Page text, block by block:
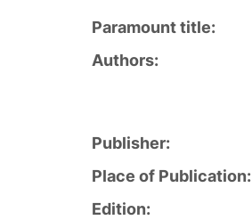
Paramount title:
Authors:
Publisher:
Place of Publication:
Edition: